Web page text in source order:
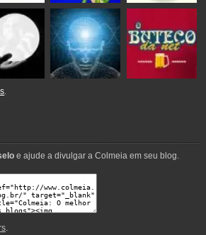
.
e ajude a divulgar a Colmeia em seu blog.
.